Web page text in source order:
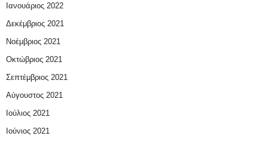
Ιανουάριος 2022
Δεκέμβριος 2021
Νοέμβριος 2021
Οκτώβριος 2021
Σεπτέμβριος 2021
Αύγουστος 2021
Ιούλιος 2021
Ιούνιος 2021